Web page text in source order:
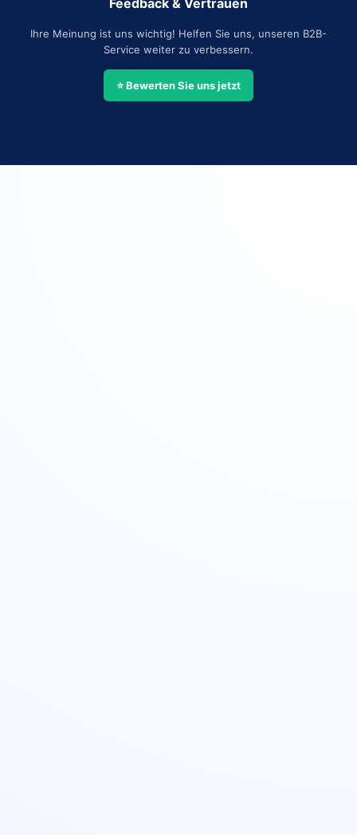
Feedback & Vertrauen
Ihre Meinung ist uns wichtig! Helfen Sie uns, unseren B2B-
Service weiter zu verbessern.
⭐ Bewerten Sie uns jetzt